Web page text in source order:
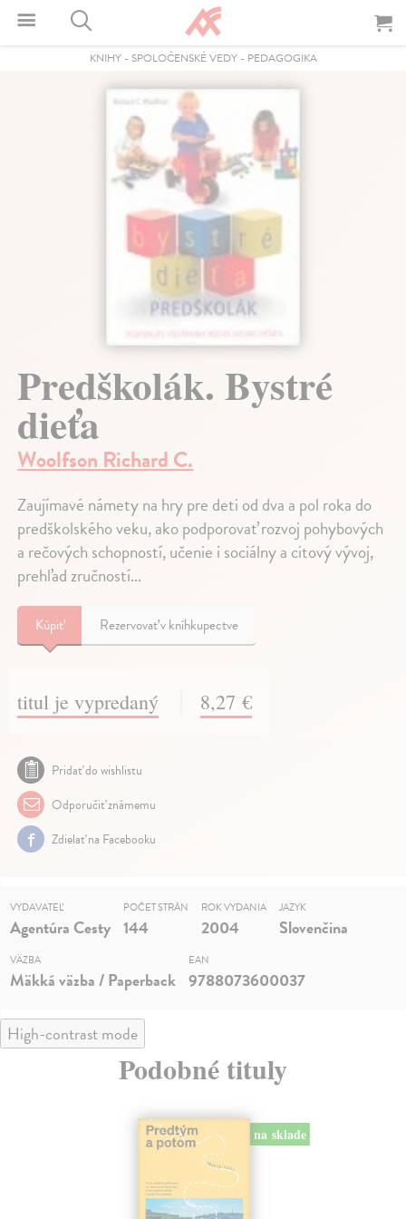
KNIHY- SPOLOČENSKÉ VEDY- PEDAGOGIKA
Predškolák. Bystré
dieťa
Woolfson Richard C.
Zaujímavé námety na hry pre deti od dva a pol roka do
predškolského veku, ako podporovať rozvoj pohybových
a rečových schopností, učenie i sociálny a citový vývoj,
prehľad zručností...
Kúpiť Rezervovať v kníhkupectve
titul je vypredaný 8,27 €
Pridať do wishlistu
Odporučiť známemu
Zdielať na Facebooku
VYDAVATEĽ
Agentúra Cesty
POČET STRÁN
144
ROK VYDANIA
2004
JAZYK
Slovenčina
VÄZBA
Mäkká väzba / Paperback
EAN
9788073600037
High-contrast mode
Podobné tituly
novinka